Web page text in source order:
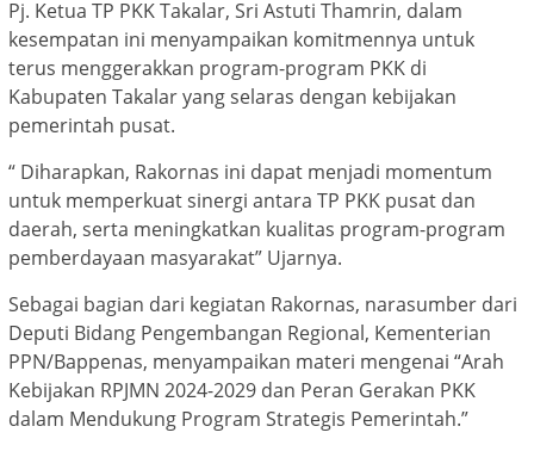
Pj. Ketua TP PKK Takalar, Sri Astuti Thamrin, dalam
kesempatan ini menyampaikan komitmennya untuk
terus menggerakkan program-program PKK di
Kabupaten Takalar yang selaras dengan kebijakan
pemerintah pusat.
“ Diharapkan, Rakornas ini dapat menjadi momentum
untuk memperkuat sinergi antara TP PKK pusat dan
daerah, serta meningkatkan kualitas program-program
pemberdayaan masyarakat” Ujarnya.
Sebagai bagian dari kegiatan Rakornas, narasumber dari
Deputi Bidang Pengembangan Regional, Kementerian
PPN/Bappenas, menyampaikan materi mengenai “Arah
Kebijakan RPJMN 2024-2029 dan Peran Gerakan PKK
dalam Mendukung Program Strategis Pemerintah.”